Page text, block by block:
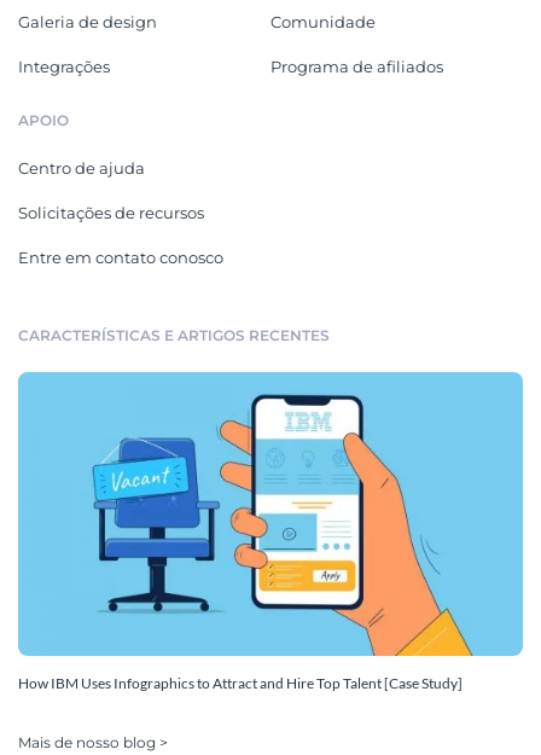
Galeria de design
Integrações
Comunidade
Programa de afiliados
APOIO
Centro de ajuda
Solicitações de recursos
Entre em contato conosco
CARACTERÍSTICAS E ARTIGOS RECENTES
How IBM Uses Infographics to Attract and Hire Top Talent [Case Study]
Mais de nosso blog >